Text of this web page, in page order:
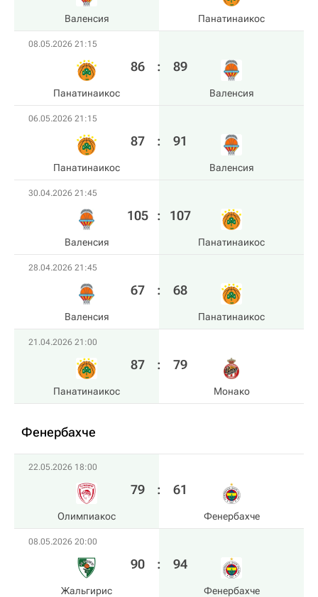
Валенсия Панатинаикос
08.05.2026 21:15
Панатинаикос
86 : 89
Валенсия
06.05.2026 21:15
Панатинаикос
87 : 91
Валенсия
30.04.2026 21:45
Валенсия
105 : 107
Панатинаикос
28.04.2026 21:45
Валенсия
67 : 68
Панатинаикос
21.04.2026 21:00
Панатинаикос
87 : 79
Монако
Фенербахче
22.05.2026 18:00
Олимпиакос
79 : 61
Фенербахче
08.05.2026 20:00
Жальгирис
90 : 94
Фенербахче